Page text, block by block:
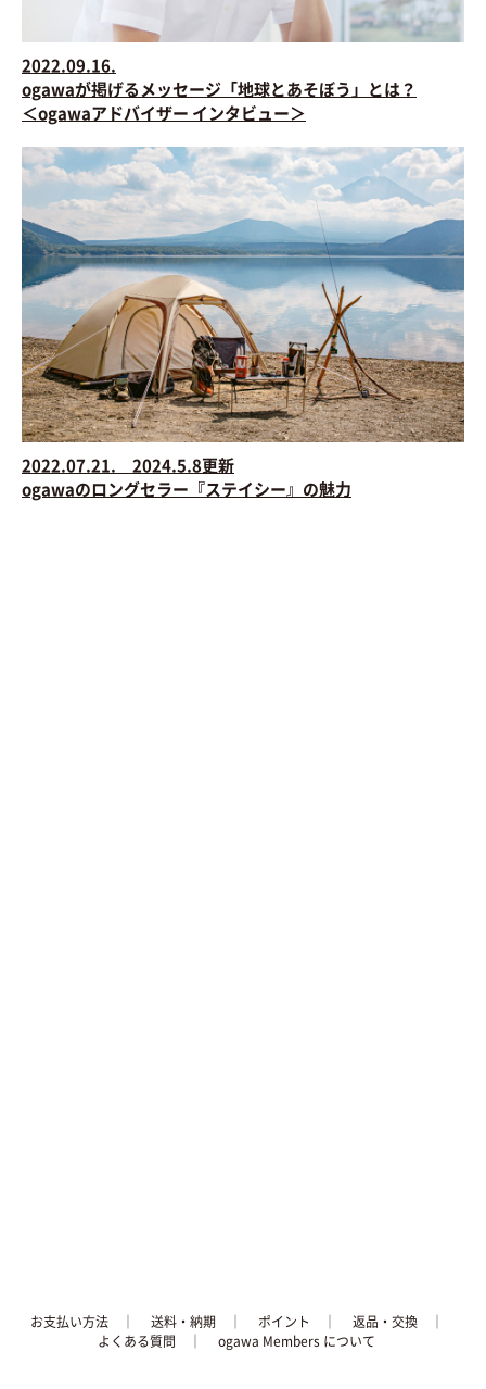
2022.09.16.
ogawaが掲げるメッセージ「地球とあそぼう」とは？
＜ogawaアドバイザー インタビュー＞
2022.07.21. 2024.5.8更新
ogawaのロングセラー『ステイシー』の魅力
お支払い方法│ 送料・納期 │ ポイント │ 返品・交換│
よくある質問 ｜ ogawa Members について